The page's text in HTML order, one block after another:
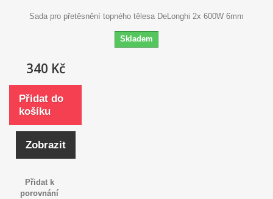
Sada pro přetěsnění topného tělesa DeLonghi 2x 600W 6mm
Skladem
340 Kč
Přidat do
košíku
Zobrazit
Přidat k
porovnání